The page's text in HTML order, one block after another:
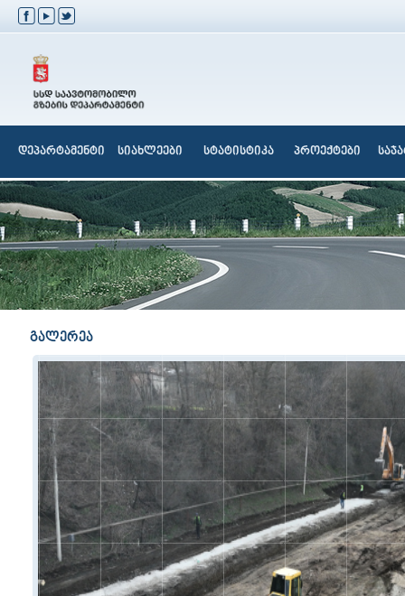
დეპარტამენტი სიახლეები სტატისტიკა პროექტები
გალერეა